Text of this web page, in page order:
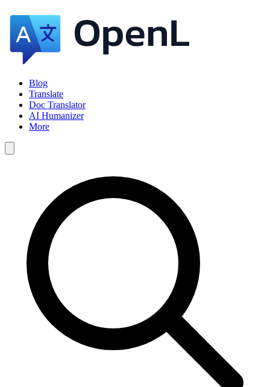
Blog
Translate
Doc Translator
AI Humanizer
More